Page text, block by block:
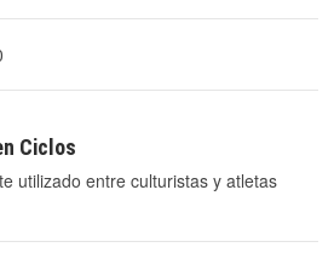
Ciclos
utilizado entre culturistas y atletas